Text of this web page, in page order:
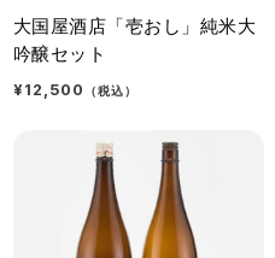
大国屋酒店「壱おし」純米大
吟醸セット
¥12,500 （税込）